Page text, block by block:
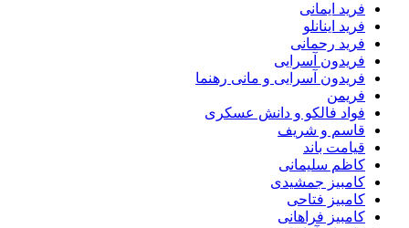
فرید ایمانی
فرید اینانلو
فرید رحمانی
فریدون آسرایی
فریدون آسرایی و مانی رهنما
فریمن
فواد فالکو و دانش عسکری
قاسم و شریف
قیامت باند
کاظم سلیمانی
کامبیز جمشیدی
کامبیز فتاحی
کامبیز فراهانی